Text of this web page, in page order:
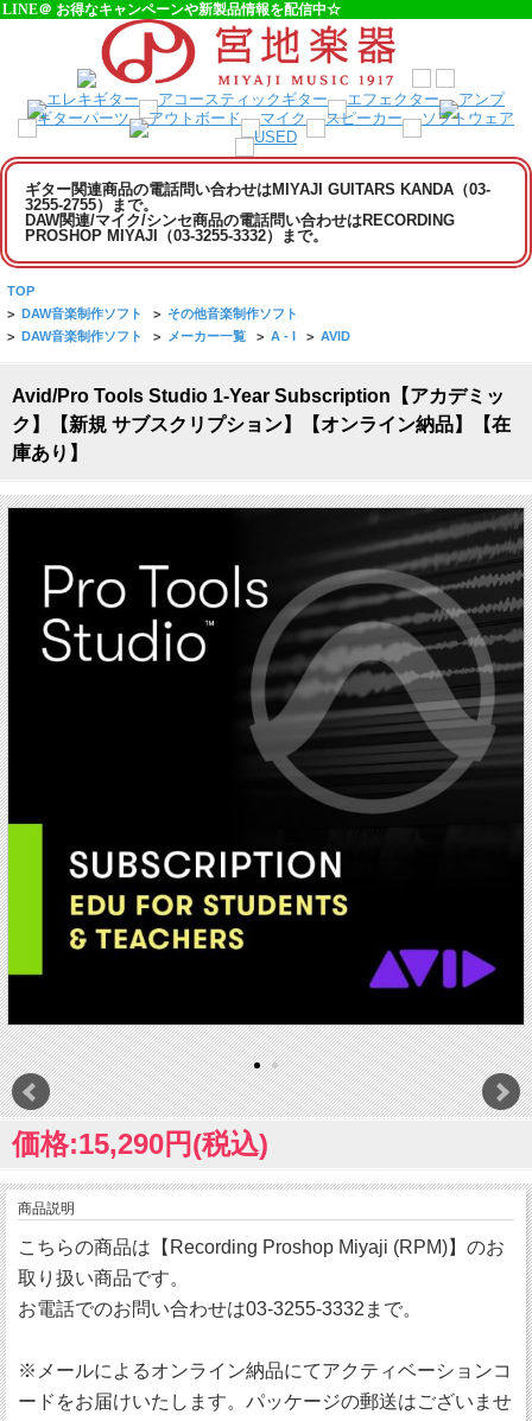
LINE＠ お得なキャンペーンや新製品情報を配信中☆
ギター関連商品の電話問い合わせはMIYAJI GUITARS KANDA（03-
3255-2755）まで。
DAW関連/マイク/シンセ商品の電話問い合わせはRECORDING
PROSHOP MIYAJI（03-3255-3332）まで。
TOP
> DAW音楽制作ソフト > その他音楽制作ソフト
> DAW音楽制作ソフト > メーカー一覧 > A - I > AVID
Avid/Pro Tools Studio 1-Year Subscription【アカデミッ
ク】【新規 サブスクリプション】【オンライン納品】【在
庫あり】
価格:15,290円(税込)
商品説明
こちらの商品は【Recording Proshop Miyaji (RPM)】のお
取り扱い商品です。
お電話でのお問い合わせは03-3255-3332まで。
※メールによるオンライン納品にてアクティベーションコ
ードをお届けいたします。パッケージの郵送はございませ